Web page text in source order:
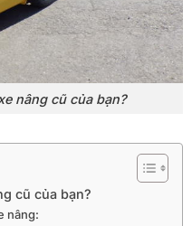
nâng cũ của bạn?
cũ của bạn?
nâng: